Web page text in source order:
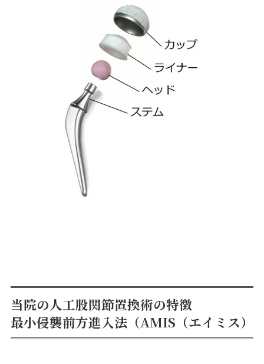
当院の人工股関節置換術の特徴
最小侵襲前方進入法（AMIS（エイミス）